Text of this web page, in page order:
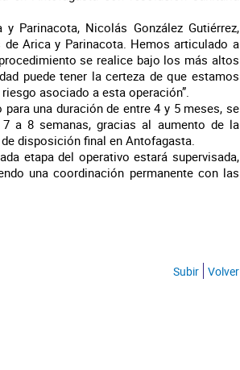
Parinacota, Nicolás González Gutiérrez,
Arica y Parinacota. Hemos articulado a
se realice bajo los más altos
puede tener la certeza de que estamos
asociado a esta operación”.
una duración de entre 4 y 5 meses, se
a 8 semanas, gracias al aumento de la
disposición final en Antofagasta.
etapa del operativo estará supervisada,
una coordinación permanente con las
Subir Volver